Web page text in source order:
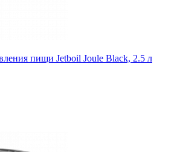
пищи Jetboil Joule Black, 2.5 л